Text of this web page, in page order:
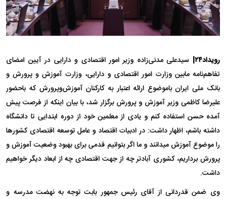
رویداد۲۴|
سیدعلی مدنی‌زاده وزیر امور اقتصادی و دارایی در آیین امضای
تفاهم‌نامه مابین وزارت امور اقتصادی و دارایی، وزارت آموزش و پرورش و
بانک ملی ایران باموضوع ارائه اعتبار به کارکنان آموزش‌وپرورش که باحضور
علیرضا کاظمی وزیر آموزش و پرورش برگزار شد، با بیان اینکه از فرصت پیش
آمده حسن استفاده کنم و یادی از معلمین خود از دوره ابتدایی تا دانشگاه
داشته باشم، اظهار داشت: در ادبیات اقتصاد و عامل توسعه اقتصادی کشور‌ها
را موضوع آموزش میدانند و ما اگر بتوانیم قدمی برای بهبود وضعیت آموزش و
پرورش برداریم، کشوری آبادتر چه از جهت اقتصادی چه از ابعاد دیگر خواهیم
داشت.
وی ضمن قدردانی از آقای رئیس جمهور بابت توجه به نهضت مدرسه و